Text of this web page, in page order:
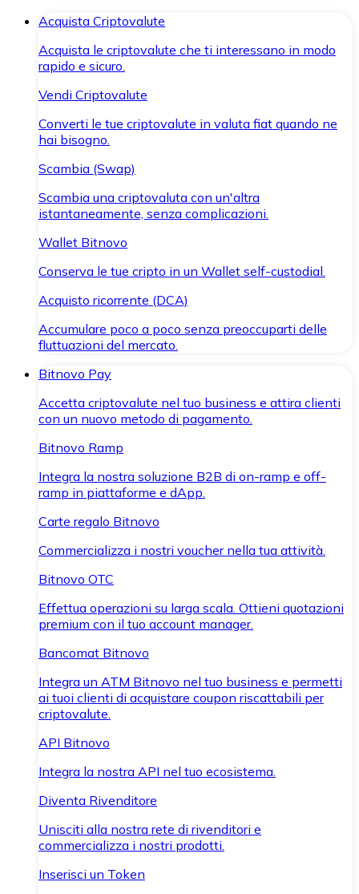
Acquista Criptovalute
Acquista le criptovalute che ti interessano in modo
rapido e sicuro.
Vendi Criptovalute
Converti le tue criptovalute in valuta fiat quando ne
hai bisogno.
Scambia (Swap)
Scambia una criptovaluta con un'altra
istantaneamente, senza complicazioni.
Wallet Bitnovo
Conserva le tue cripto in un Wallet self-custodial.
Acquisto ricorrente (DCA)
Accumulare poco a poco senza preoccuparti delle
fluttuazioni del mercato.
Bitnovo Pay
Accetta criptovalute nel tuo business e attira clienti
con un nuovo metodo di pagamento.
Bitnovo Ramp
Integra la nostra soluzione B2B di on-ramp e off-
ramp in piattaforme e dApp.
Carte regalo Bitnovo
Commercializza i nostri voucher nella tua attività.
Bitnovo OTC
Effettua operazioni su larga scala. Ottieni quotazioni
premium con il tuo account manager.
Bancomat Bitnovo
Integra un ATM Bitnovo nel tuo business e permetti
ai tuoi clienti di acquistare coupon riscattabili per
criptovalute.
API Bitnovo
Integra la nostra API nel tuo ecosistema.
Diventa Rivenditore
Unisciti alla nostra rete di rivenditori e
commercializza i nostri prodotti.
Inserisci un Token